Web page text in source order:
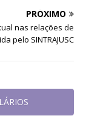
PRÓXIMO
nas relações de
pelo SINTRAJUSC